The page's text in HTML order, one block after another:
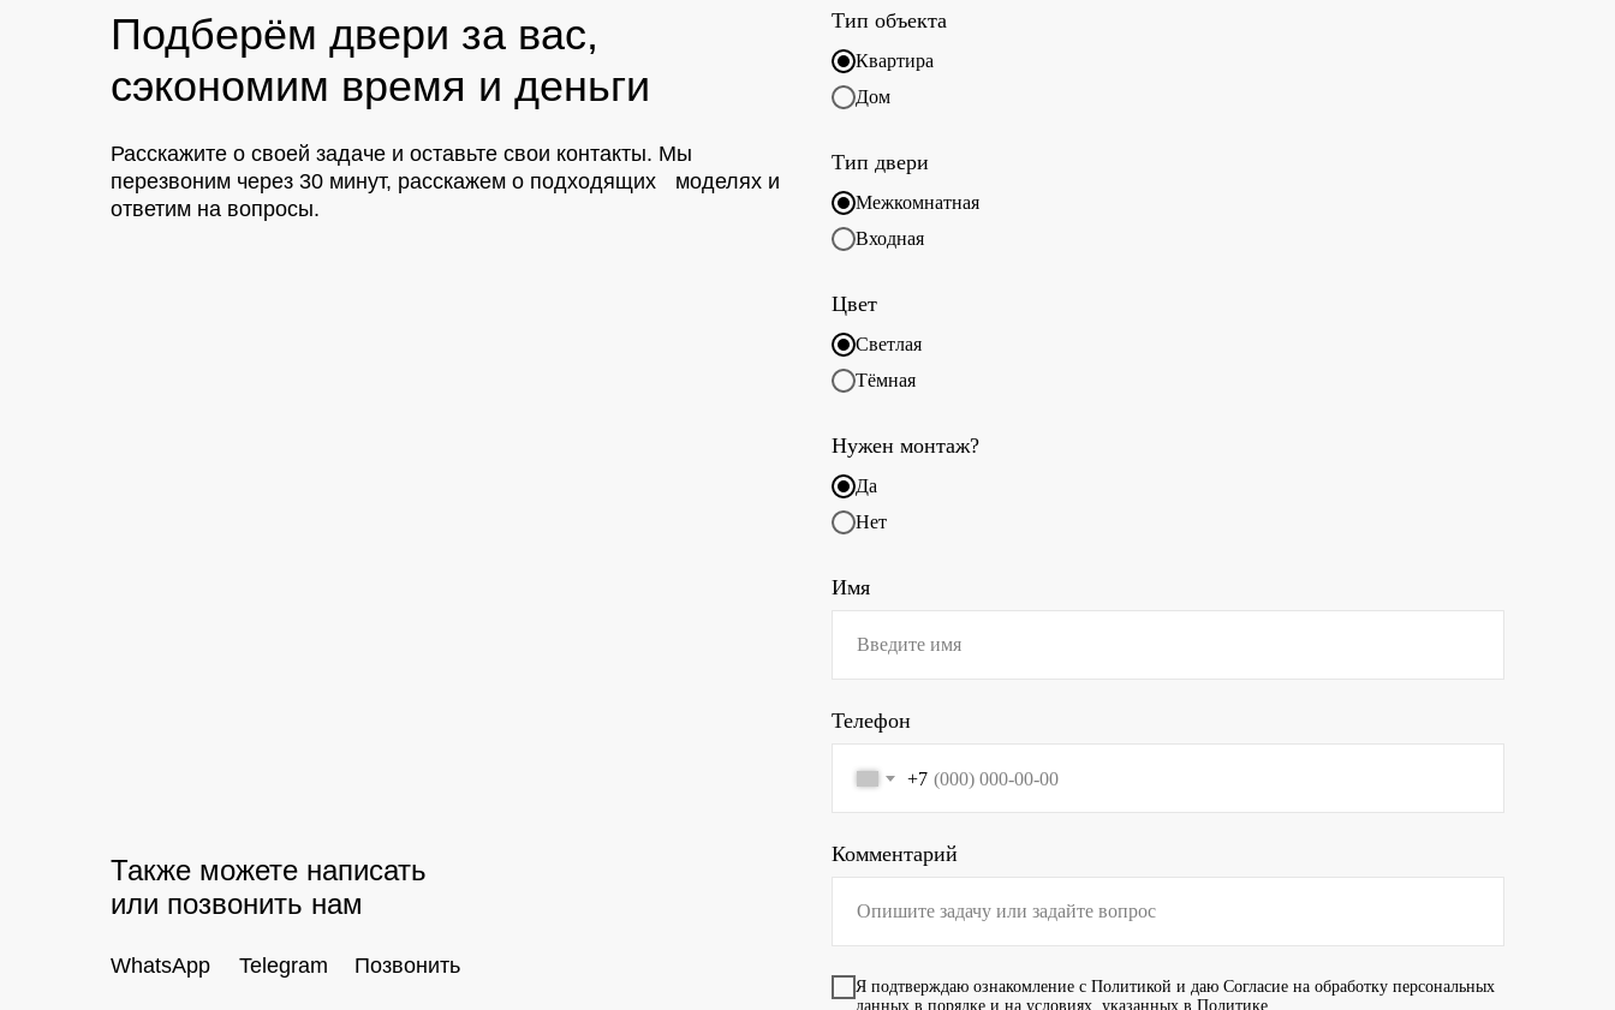
Тип объекта
Квартира
Дом
Тип двери
Межкомнатная
Входная
Цвет
Светлая
Тёмная
Нужен монтаж?
Да
Нет
Имя
Телефон
+7
Комментарий
Я подтверждаю ознакомление с Политикой и даю Согласие на обработку персональных
данных в порядке и на условиях, указанных в Политике
Позвонить
Telegram
WhatsApp
Также можете написать
или позвонить нам
Расскажите о своей задаче и оставьте свои контакты. Мы
перезвоним через 30 минут, расскажем о подходящих моделях и
ответим на вопросы.
Подберём двери за вас,
сэкономим время и деньги